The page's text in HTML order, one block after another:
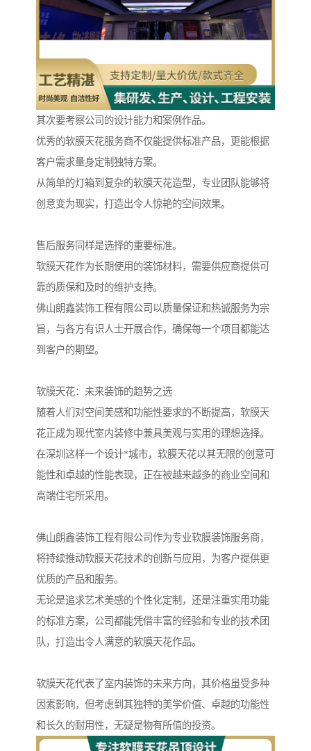
其次要考察公司的设计能力和案例作品。
优秀的软膜天花服务商不仅能提供标准产品，更能根据
客户需求量身定制独特方案。
从简单的灯箱到复杂的软膜天花造型，专业团队能够将
创意变为现实，打造出令人惊艳的空间效果。
售后服务同样是选择的重要标准。
软膜天花作为长期使用的装饰材料，需要供应商提供可
靠的质保和及时的维护支持。
佛山朗鑫装饰工程有限公司以质量保证和热诚服务为宗
旨，与各方有识人士开展合作，确保每一个项目都能达
到客户的期望。
软膜天花：未来装饰的趋势之选
随着人们对空间美感和功能性要求的不断提高，软膜天
花正成为现代室内装修中兼具美观与实用的理想选择。
在深圳这样一个设计*城市，软膜天花以其无限的创意可
能性和卓越的性能表现，正在被越来越多的商业空间和
高端住宅所采用。
佛山朗鑫装饰工程有限公司作为专业软膜装饰服务商，
将持续推动软膜天花技术的创新与应用，为客户提供更
优质的产品和服务。
无论是追求艺术美感的个性化定制，还是注重实用功能
的标准方案，公司都能凭借丰富的经验和专业的技术团
队，打造出令人满意的软膜天花作品。
软膜天花代表了室内装饰的未来方向，其价格虽受多种
因素影响，但考虑到其独特的美学价值、卓越的功能性
和长久的耐用性，无疑是物有所值的投资。